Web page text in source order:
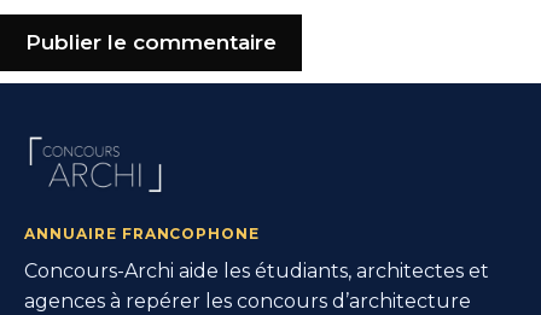
ANNUAIRE FRANCOPHONE
Concours-Archi aide les étudiants, architectes et
agences à repérer les concours d’architecture